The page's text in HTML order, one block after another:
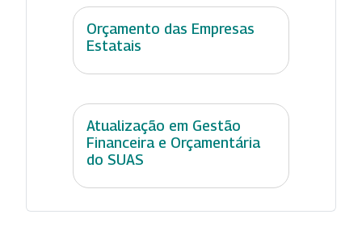
Orçamento das Empresas
Estatais
Atualização em Gestão
Financeira e Orçamentária
do SUAS